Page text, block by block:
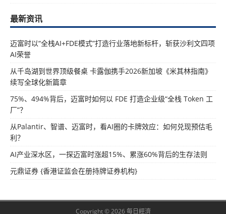
最新资讯
迈富时以“全栈AI+FDE模式”打造行业落地新标杆，斩获沙利文四项
AI荣誉
从千岛湖到世界顶级餐桌 卡露伽携手2026新加坡《米其林指南》
续写全球化新篇章
75%、494%背后，迈富时如何以 FDE 打造企业级“全栈 Token 工
厂”？
从Palantir、智谱、迈富时，看AI圈的卡牌效应：如何兑现预估毛
利？
AI产业深水区，一探迈富时涨超15%、累涨60%背后的生存法则
元鼎证券 {香港证监会在册持牌证券机构}
Copyright © 2026 每日經濟